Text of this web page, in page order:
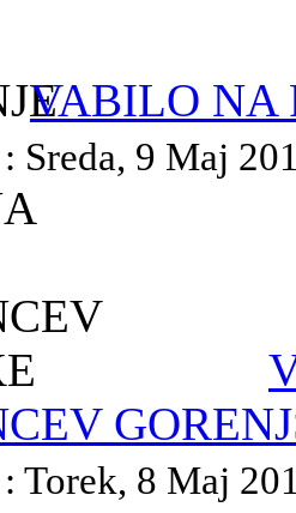
VABILO NA
Sreda, 9 Maj
Torek, 8 Maj